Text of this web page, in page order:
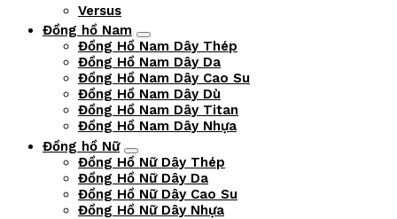
Versus
Đồng hồ Nam
Đồng Hồ Nam Dây Thép
Đồng Hồ Nam Dây Da
Đồng Hồ Nam Dây Cao Su
Đồng Hồ Nam Dây Dù
Đồng Hồ Nam Dây Titan
Đồng Hồ Nam Dây Nhựa
Đồng hồ Nữ
Đồng Hồ Nữ Dây Thép
Đồng Hồ Nữ Dây Da
Đồng Hồ Nữ Dây Cao Su
Đồng Hồ Nữ Dây Nhựa